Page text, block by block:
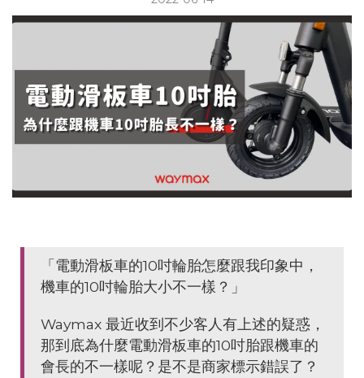
「電動滑板車的10吋輪胎怎麼跟我印象中，
機車的10吋輪胎大小不一樣？」
Waymax 最近收到不少客人有上述的疑惑，
那到底為什麼電動滑板車的10吋胎跟機車的
會長的不一樣呢？是不是商家標示錯誤了？